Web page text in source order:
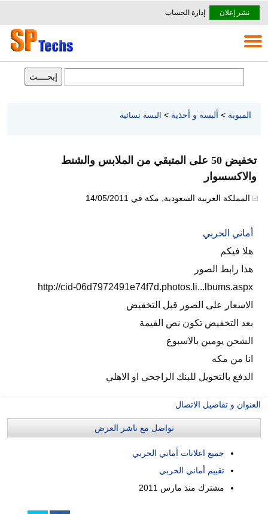
نشر إعلان إدارة الحساب
المبوبة > ألبسة و أحذية > البسة نسائية
تخفيض 50 على المتبقي من الملابس والشنط
والاكسسوار
المملكة العربية السعودية مكة في 14/05/2011
أماني الحربي
هلا فيكم
هذا رابط الصور
http://cid-06d7972491e74f7d.photos.li...lbums.aspx
الاسعار على الصور قبل التخفيض
بعد التخفيض تكون نص القيمة
الشحن يومين بالاسبوع
انا من مكه
الدفع بالتحويل للبنك الراجحي او الاهلي
العنوان و تفاصيل الاتصال
تواصل مع ناشر العرض
جميع اعلانات أماني الحربي
تقييم أماني الحربي
مشترك منذ مارس 2011